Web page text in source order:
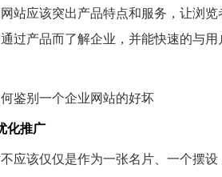
站应该突出产品特点和服务，让浏
过产品而了解企业，并能快速的与
化推广
应该仅仅是作为一张名片、一个摆